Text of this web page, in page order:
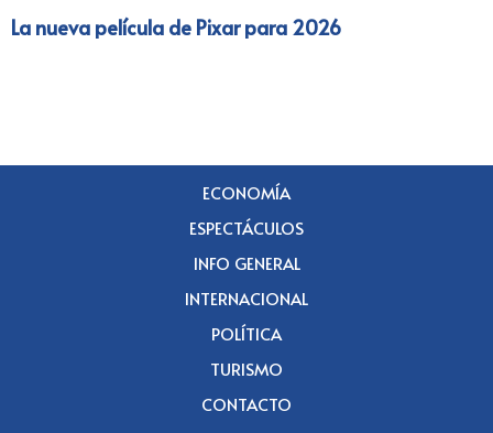
La nueva película de Pixar para 2026
ECONOMÍA
ESPECTÁCULOS
INFO GENERAL
INTERNACIONAL
POLÍTICA
TURISMO
CONTACTO